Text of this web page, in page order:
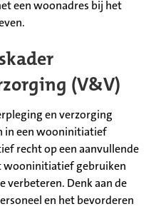
een woonadres bij het
(V&V)
en verzorging
in een wooninitiatief
recht op een aanvullende
wooninitiatief gebruiken
verbeteren. Denk aan de
en het bevorderen